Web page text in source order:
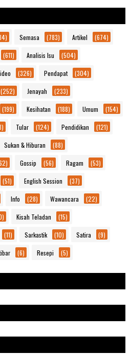
Semasa (783) Artikel (674)
(611) Analisis Isu (504)
(326) Pendapat (304)
(252) Jenayah (233)
(199) Kesihatan (188) Umum (154)
Tular (124) Pendidikan (121)
Sukan & Hiburan (88)
Gossip (56) Ragam (53)
(51) English Session (37)
Info (28) Wawancara (22)
Kisah Teladan (15)
(11) Sarkastik (10) Satira (9)
(6) Resepi (5)